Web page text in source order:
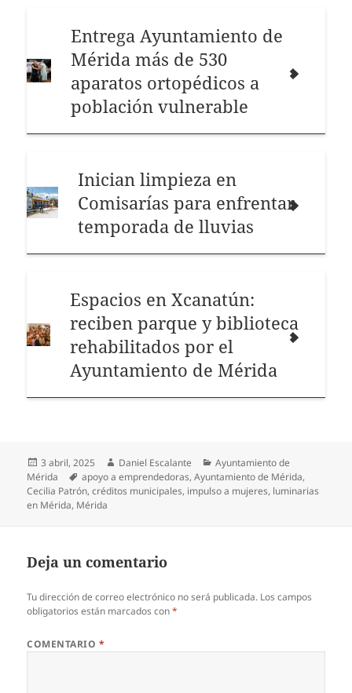
Entrega Ayuntamiento de
Mérida más de 530
aparatos ortopédicos a
población vulnerable
Inician limpieza en
Comisarías para enfrentar
temporada de lluvias
Espacios en Xcanatún:
reciben parque y biblioteca
rehabilitados por el
Ayuntamiento de Mérida
Publicado
el
3 abril, 2025 Autor
Daniel Escalante Categorías
Ayuntamiento de
Mérida
Etiquetas
apoyo a emprendedoras,Ayuntamiento de Mérida,
Cecilia Patrón,créditos municipales, impulso a mujeres, luminarias
en Mérida, Mérida
Deja un comentario
Tu dirección de correo electrónico no será publicada. Los campos
obligatorios están marcados con*
COMENTARIO *